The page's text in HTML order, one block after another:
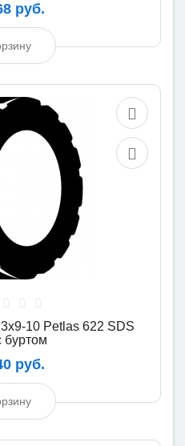
руб.
10 Petlas 622 SDS
буртом
руб.